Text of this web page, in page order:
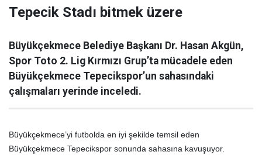
Tepecik Stadı bitmek üzere
Büyükçekmece Belediye Başkanı Dr. Hasan Akgün,
Spor Toto 2. Lig Kırmızı Grup’ta mücadele eden
Büyükçekmece Tepecikspor’un sahasındaki
çalışmaları yerinde inceledi.
Büyükçekmece’yi futbolda en iyi şekilde temsil eden
Büyükçekmece Tepecikspor sonunda sahasına kavuşuyor.